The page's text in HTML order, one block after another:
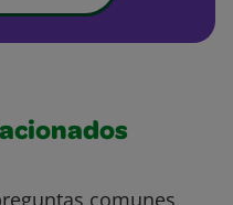
comunes,